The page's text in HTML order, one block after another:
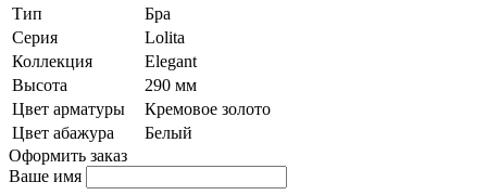
Тип
Бра
Серия
Lolita
Коллекция
Elegant
Высота
290 мм
Цвет арматуры
Кремовое золото
Цвет абажура
Белый
Оформить заказ
Ваше имя